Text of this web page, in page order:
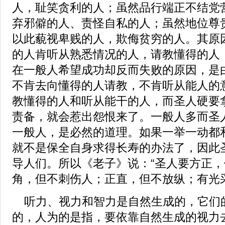
人，耻笑贪利的人；虽然品行端正不结
弃邪僻的人、责怪自私的人；虽然地位尊
以此藐视卑贱的人，欺侮贫穷的人。其
的人肯听从熟悉情况的人，请教懂得的人
在一般人希望成功却反而失败的原因，是
不肯去向懂得的人请教，不肯听从能人的
教懂得的人和听从能干的人，而圣人硬要
责备，就会惹出怨恨来了。一般人多而圣
一般人，是必然的道理。如果一举一动都
就不是保全自身求得长寿的办法了，因此
导人们。所以《老子》说：“圣人要方正
角，但不刺伤人；正直，但不放纵；有光
听力、视力和智力是自然生成的，它们
的，人为的是指，要依靠自然生成的视力